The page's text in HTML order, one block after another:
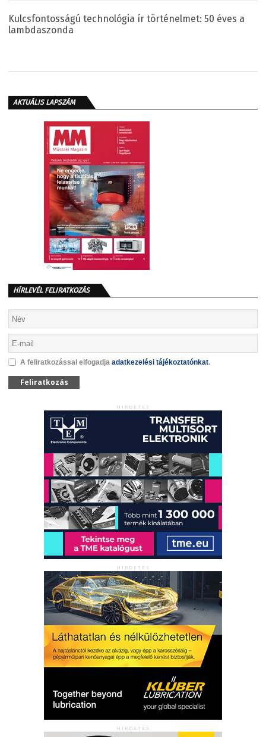
Kulcsfontosságú technológia ír történelmet: 50 éves a
lambdaszonda
AKTUÁLIS LAPSZÁM
HÍRLEVÉL FELIRATKOZÁS
A feliratkozással elfogadja adatkezelési tájékoztatónkat.
Feliratkozás
HIRDETÉS
HIRDETÉS
HIRDETÉS